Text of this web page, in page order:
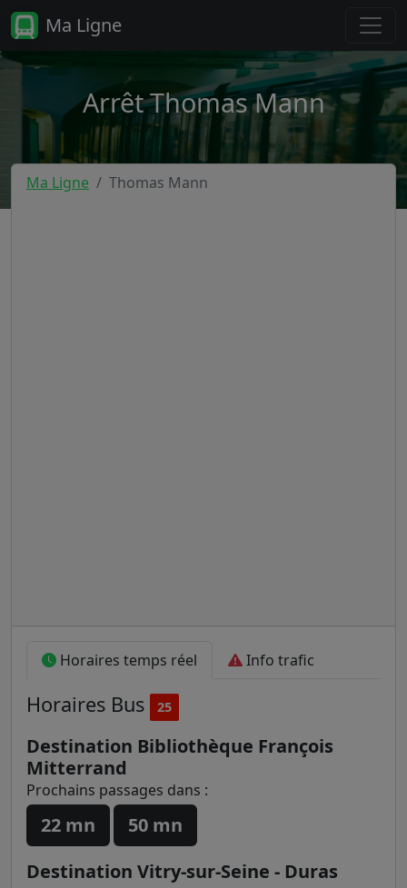
Ma Ligne
Arrêt Thomas Mann
Ma Ligne Thomas Mann
Horaires temps réel Info trafic
Horaires Bus 25
Destination Bibliothèque François
Mitterrand
Prochains passages dans :
22 mn
50 mn
Destination Vitry-sur-Seine - Duras